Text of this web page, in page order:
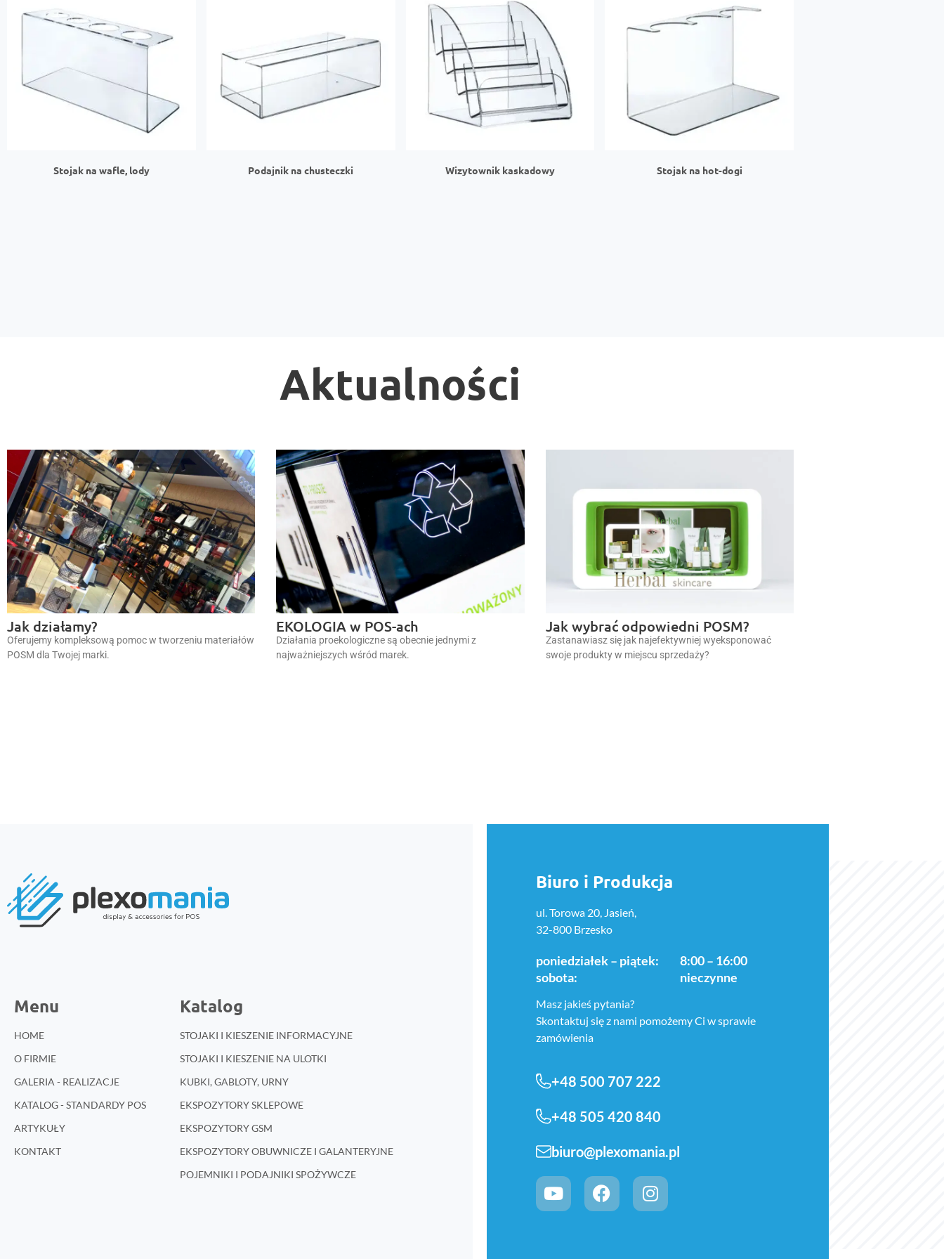
Stojak na wafle, lody Podajnik na chusteczki Wizytownik kaskadowy Stojak na hot-dogi
Aktualności
Jak działamy?
Oferujemy kompleksową pomoc w tworzeniu materiałów
POSM dla Twojej marki.
EKOLOGIA w POS-ach
Działania proekologiczne są obecnie jednymi z
najważniejszych wśród marek.
Jak wybrać odpowiedni POSM?
Zastanawiasz się jak najefektywniej wyeksponować
swoje produkty w miejscu sprzedaży?
Menu
HOME
O FIRMIE
GALERIA - REALIZACJE
KATALOG - STANDARDY POS
ARTYKUŁY
KONTAKT
Katalog
STOJAKI I KIESZENIE INFORMACYJNE
STOJAKI I KIESZENIE NA ULOTKI
KUBKI, GABLOTY, URNY
EKSPOZYTORY SKLEPOWE
EKSPOZYTORY GSM
EKSPOZYTORY OBUWNICZE I GALANTERYJNE
POJEMNIKI I PODAJNIKI SPOŻYWCZE
Biuro i Produkcja
ul. Torowa 20, Jasień,
32-800 Brzesko
poniedziałek – piątek:
sobota:
8:00 – 16:00
nieczynne
Masz jakieś pytania?
Skontaktuj się z nami pomożemy Ci w sprawie
zamówienia
+48 500 707 222
+48 505 420 840
biuro@plexomania.pl